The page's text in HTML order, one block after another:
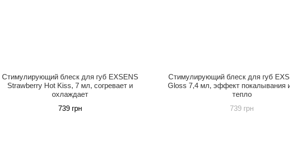
Стимулирующий блеск для губ EXSENS
Strawberry Hot Kiss, 7 мл, согревает и
охлаждает
739 грн
Стимулирующий блеск для губ
Gloss 7,4 мл, эффект покалывания
тепло
739 грн